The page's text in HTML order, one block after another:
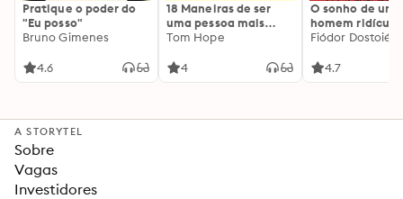
Pratique o poder do
"Eu posso"
Bruno Gimenes
4.6
18 Maneiras de ser
uma pessoa mais
interessante
Tom Hope
4
O sonho de um
homem ridículo
Fiódor
4.7
A STORYTEL
Sobre
Vagas
Investidores